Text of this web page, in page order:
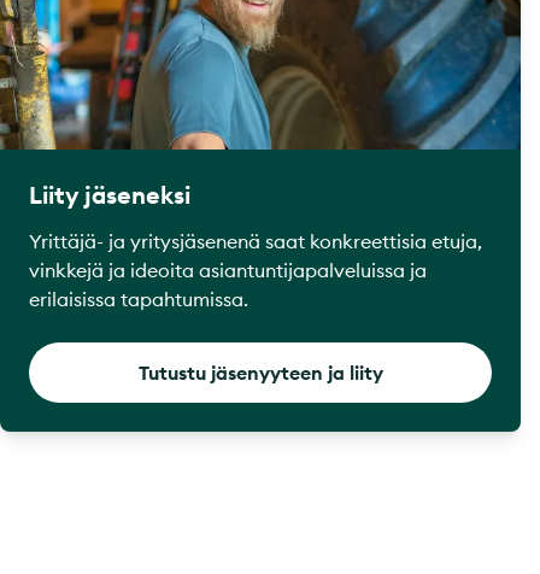
Liity jäseneksi
Yrittäjä- ja yritysjäsenenä saat konkreettisia etuja,
vinkkejä ja ideoita asiantuntijapalveluissa ja
erilaisissa tapahtumissa.
Tutustu jäsenyyteen ja liity